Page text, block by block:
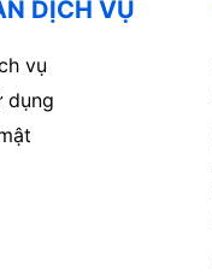
DỊCH VỤ
vụ
dụng